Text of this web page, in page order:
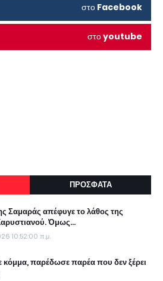
στο Facebook
στοyoutube
ΠΡΟΣΦΑΤΑ
Σαμαράς απέφυγε το λάθος της
Όμως...
10:52:00 π.μ.
κόμμα, παρέδωσε παρέα που δεν ξέρει